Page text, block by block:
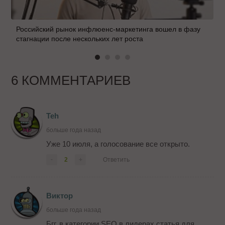
Российский рынок инфлюенс-маркетинга вошел в фазу
стагнации после нескольких лет роста
6 КОММЕНТАРИЕВ
Teh
больше года назад
Уже 10 июля, а голосование все открыто.
2 Ответить
Виктор
больше года назад